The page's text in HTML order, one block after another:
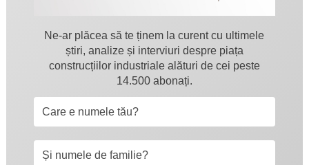
Ne-ar plăcea să te ținem la curent cu ultimele
știri, analize și interviuri despre piața
construcțiilor industriale alături de cei peste
14.500 abonați.